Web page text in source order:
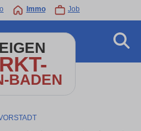
Immo Job
BADEN